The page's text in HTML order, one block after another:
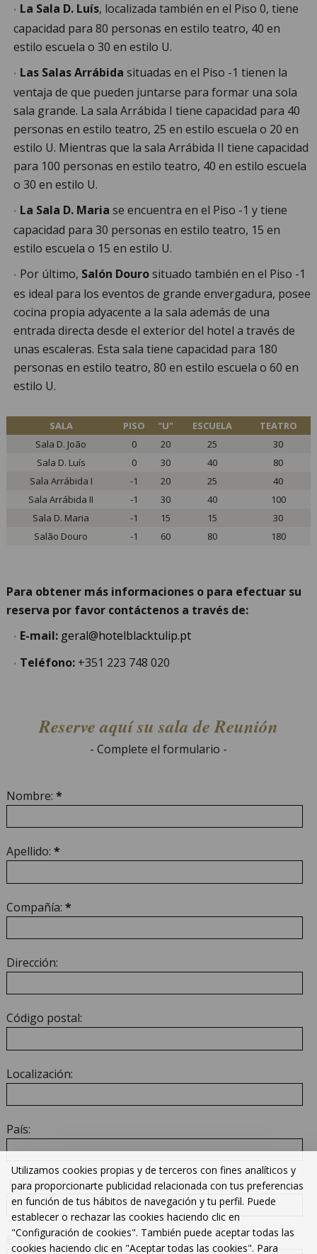
La Sala D. Luís, localizada también en el Piso 0, tiene
capacidad para 80 personas en estilo teatro, 40 en
estilo escuela o 30 en estilo U.
Las Salas Arrábida situadas en el Piso -1 tienen la
ventaja de que pueden juntarse para formar una sola
sala grande. La sala Arrábida I tiene capacidad para 40
personas en estilo teatro, 25 en estilo escuela o 20 en
estilo U. Mientras que la sala Arrábida II tiene capacidad
para 100 personas en estilo teatro, 40 en estilo escuela
o 30 en estilo U.
La Sala D. Maria se encuentra en el Piso -1 y tiene
capacidad para 30 personas en estilo teatro, 15 en
estilo escuela o 15 en estilo U.
Por último, Salón Dourosituado también en el Piso -1
es ideal para los eventos de grande envergadura, posee
cocina propia adyacente a la sala además de una
entrada directa desde el exterior del hotel a través de
unas escaleras. Esta sala tiene capacidad para 180
personas en estilo teatro, 80 en estilo escuela o 60 en
estilo U.
SALA PISO "U" ESCUELA
TEATRO
Sala D. João
0 20 25
30
Sala D. Luís
0 30 40
80
Sala Arrábida I
-1 20 25
40
Sala Arrábida II
-1 30 40
100
Sala D. Maria
-1 15 15
30
Salão Douro
-1 60 80 180
Para obtener más informaciones o para efectuar su
reserva por favor contáctenos a través de:
E-mail: geral@hotelblacktulip.pt
Teléfono:+351 223 748 020
Reserve aquí su sala de Reunión
- Complete el formulario -
Nombre: *
Apellido: *
Compañía: *
Dirección:
Código postal:
Localización:
País:
Teléfono:*
E-mail:*
Utilizamos cookies propias y de terceros con fines analíticos y
para proporcionarte publicidad relacionada con tus preferencias
en función de tus hábitos de navegación y tu perfil. Puede
establecer o rechazar las cookies haciendo clic en
"Configuración de cookies". También puede aceptar todas las
cookies haciendo clic en "Aceptar todas las cookies". Para